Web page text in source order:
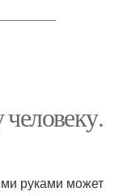
руками может